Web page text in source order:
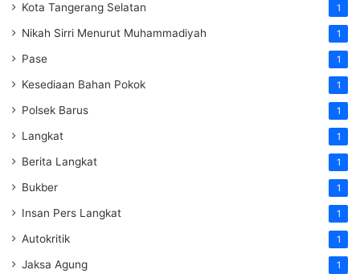
Kota Tangerang Selatan 1
Nikah Sirri Menurut Muhammadiyah 1
Pase 1
Kesediaan Bahan Pokok 1
Polsek Barus 1
Langkat 1
Berita Langkat 1
Bukber 1
Insan Pers Langkat 1
Autokritik 1
Jaksa Agung 1